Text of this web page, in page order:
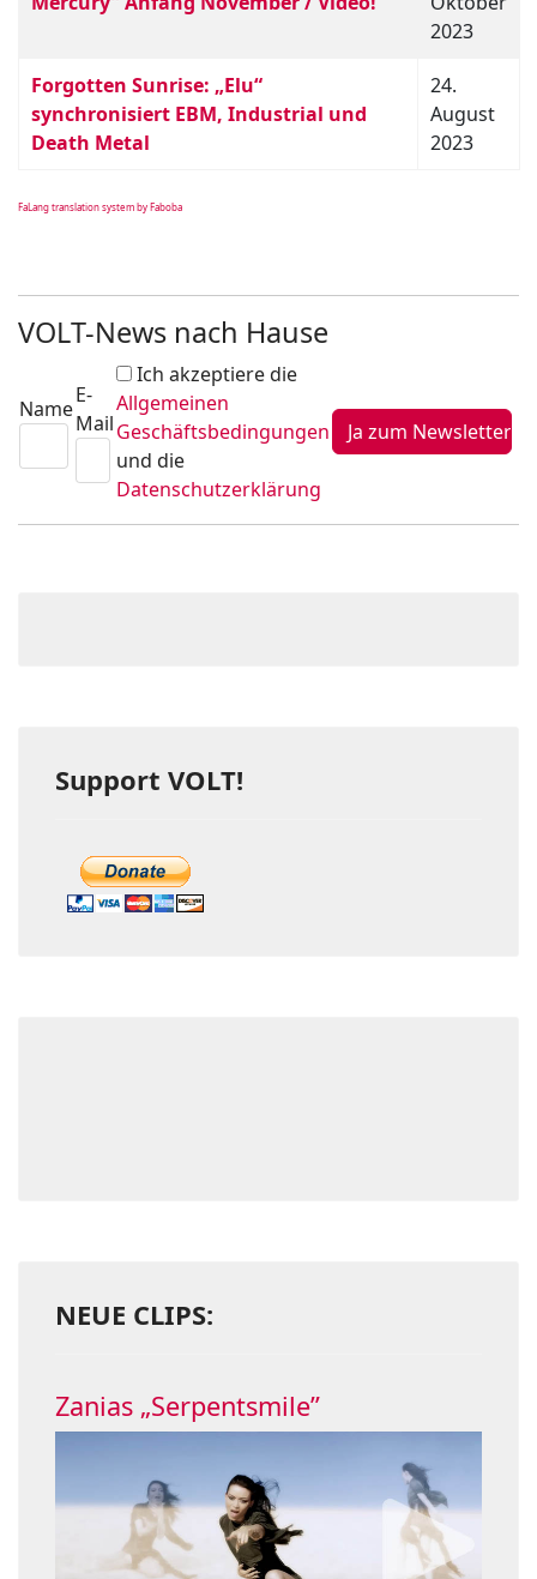
2023
Forgotten Sunrise: „Elu“
synchronisiert EBM, Industrial und
Death Metal
24.
August
2023
FaLang translation system by Faboba
VOLT-News nach Hause
Name
E-
Mail
Ich akzeptiere die
Allgemeinen
Geschäftsbedingungen
und die
Datenschutzerklärung
Support VOLT!
NEUE CLIPS:
Zanias „Serpentsmile”